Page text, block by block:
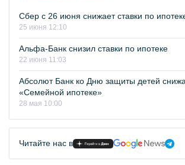
Сбер с 26 июня снижает ставки по
25 июня 12:10
Альфа-Банк снизил ставки по ипотеке
22 июня 11:03
Абсолют Банк ко Дню защиты детей
«Семейной ипотеке»
28 мая 10:00
Читайте нас в